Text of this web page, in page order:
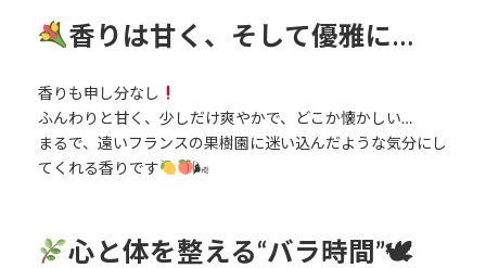
香りは甘く、そして優雅に…
香りも申し分なし
ふんわりと甘く、少しだけ爽やかで、どこか懐かしい…
まるで、遠いフランスの果樹園に迷い込んだような気分にし
てくれる香りです
🌬
心と体を整える“バラ時間”🕊